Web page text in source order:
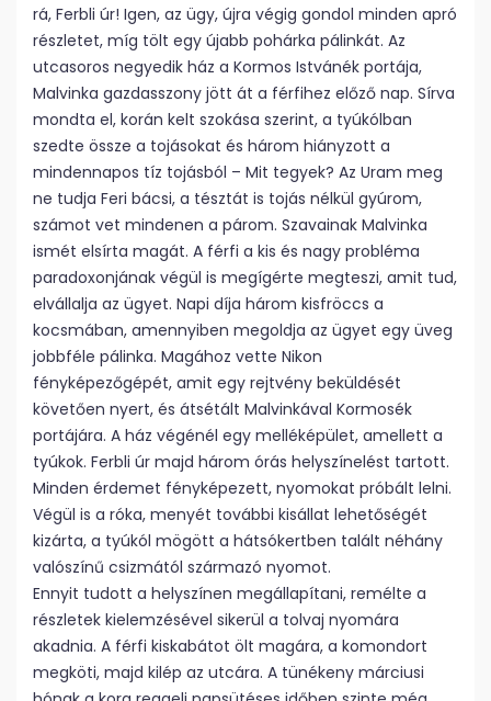
rá, Ferbli úr! Igen, az ügy, újra végig gondol minden apró
részletet, míg tölt egy újabb pohárka pálinkát. Az
utcasoros negyedik ház a Kormos Istvánék portája,
Malvinka gazdasszony jött át a férfihez előző nap. Sírva
mondta el, korán kelt szokása szerint, a tyúkólban
szedte össze a tojásokat és három hiányzott a
mindennapos tíz tojásból – Mit tegyek? Az Uram meg
ne tudja Feri bácsi, a tésztát is tojás nélkül gyúrom,
számot vet mindenen a párom. Szavainak Malvinka
ismét elsírta magát. A férfi a kis és nagy probléma
paradoxonjának végül is megígérte megteszi, amit tud,
elvállalja az ügyet. Napi díja három kisfröccs a
kocsmában, amennyiben megoldja az ügyet egy üveg
jobbféle pálinka. Magához vette Nikon
fényképezőgépét, amit egy rejtvény beküldését
követően nyert, és átsétált Malvinkával Kormosék
portájára. A ház végénél egy melléképület, amellett a
tyúkok. Ferbli úr majd három órás helyszínelést tartott.
Minden érdemet fényképezett, nyomokat próbált lelni.
Végül is a róka, menyét további kisállat lehetőségét
kizárta, a tyúkól mögött a hátsókertben talált néhány
valószínű csizmától származó nyomot.
Ennyit tudott a helyszínen megállapítani, remélte a
részletek kielemzésével sikerül a tolvaj nyomára
akadnia. A férfi kiskabátot ölt magára, a komondort
megköti, majd kilép az utcára. A tünékeny márciusi